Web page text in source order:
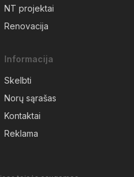
NT projektai
Renovacija
Informacija
Skelbti
Norų sąrašas
Kontaktai
Reklama